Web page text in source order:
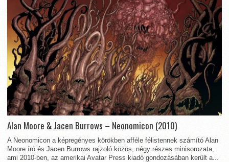
Alan Moore & Jacen Burrows – Neonomicon (2010)
A Neonomicon a képregényes körökben afféle félistennek számító Alan
Moore író és Jacen Burrows rajzoló közös, négy részes minisorozata,
ami 2010-ben, az amerikai Avatar Press kiadó gondozásában került a...